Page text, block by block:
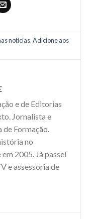
notícias.Adicione aos
e de Editorias
Jornalista e
Formação.
no
2005. Já passei
e assessoria de